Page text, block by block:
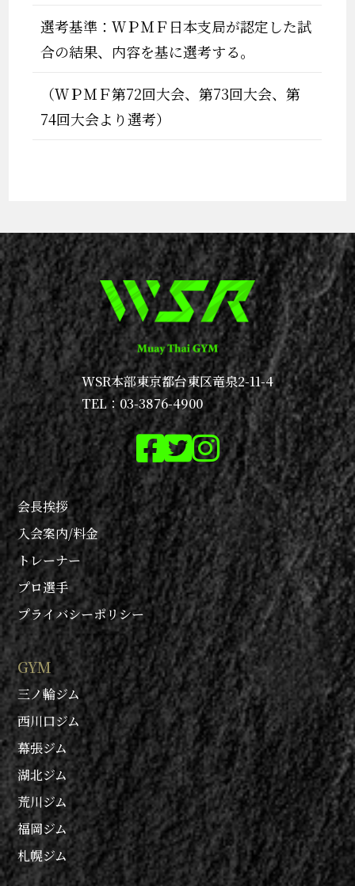
選考基準：ＷＰＭＦ日本支局が認定した試
合の結果、内容を基に選考する。
（ＷＰＭＦ第72回大会、第73回大会、第
74回大会より選考）
WSR本部東京都台東区竜泉2-11-4
TEL：03-3876-4900
会長挨拶
入会案内/料金
トレーナー
プロ選手
プライバシーポリシー
GYM
三ノ輪ジム
西川口ジム
幕張ジム
湖北ジム
荒川ジム
福岡ジム
札幌ジム